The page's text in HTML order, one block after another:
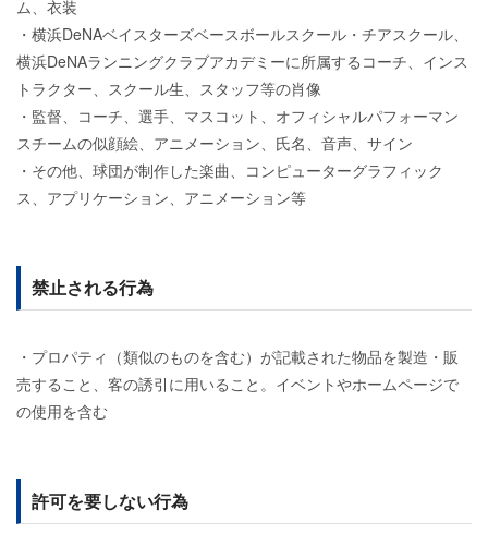
ム、衣装
・横浜DeNAベイスターズベースボールスクール・チアスクール、
横浜DeNAランニングクラブアカデミーに所属するコーチ、インス
トラクター、スクール生、スタッフ等の肖像
・監督、コーチ、選手、マスコット、オフィシャルパフォーマン
スチームの似顔絵、アニメーション、氏名、音声、サイン
・その他、球団が制作した楽曲、コンピューターグラフィック
ス、アプリケーション、アニメーション等
禁止される行為
・プロパティ（類似のものを含む）が記載された物品を製造・販
売すること、客の誘引に用いること。イベントやホームページで
の使用を含む
許可を要しない行為